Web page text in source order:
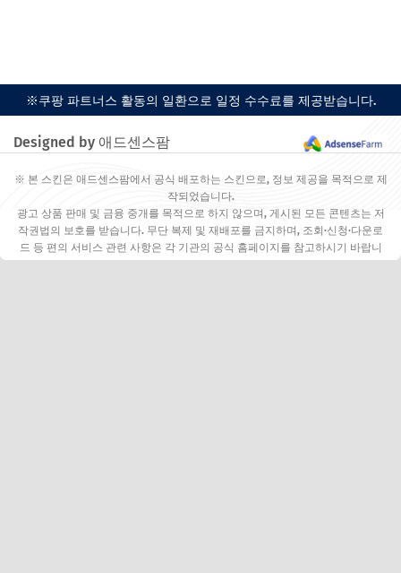
※쿠팡 파트너스 활동의 일환으로 일정 수수료를 제공받습니다.
Designed by 애드센스팜
※ 본 스킨은 애드센스팜에서 공식 배포하는 스킨으로, 정보 제공을 목적으로 제
작되었습니다.
광고 상품 판매 및 금융 중개를 목적으로 하지 않으며, 게시된 모든 콘텐츠는 저
작권법의 보호를 받습니다. 무단 복제 및 재배포를 금지하며, 조회·신청·다운로
드 등 편의 서비스 관련 사항은 각 기관의 공식 홈페이지를 참고하시기 바랍니